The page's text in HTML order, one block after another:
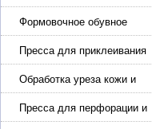
разбивания и герметизации
шва
Формовочное обувное
оборудование
Пресса для приклеивания
подошвы и прибивки
каблука
Обработка уреза кожи и
покрасочные камеры
Пресса для перфорации и
тиснения